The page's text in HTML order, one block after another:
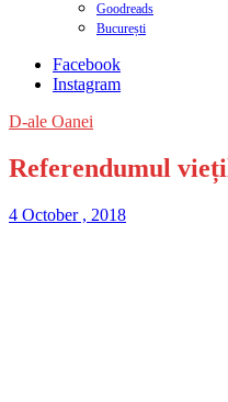
Goodreads
București
Facebook
Instagram
D-ale Oanei
Referendumul
4 October , 2018